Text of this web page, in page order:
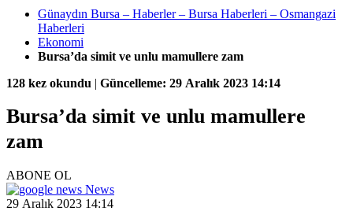
Günaydın Bursa – Haberler – Bursa Haberleri – Osmangazi
Haberleri
Ekonomi
Bursa’da simit ve unlu mamullere zam
128 kez okundu | Güncelleme: 29 Aralık 2023 14:14
Bursa’da simit ve unlu mamullere
zam
ABONE OL
News
29 Aralık 2023 14:14